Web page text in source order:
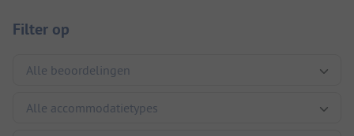
Filter op